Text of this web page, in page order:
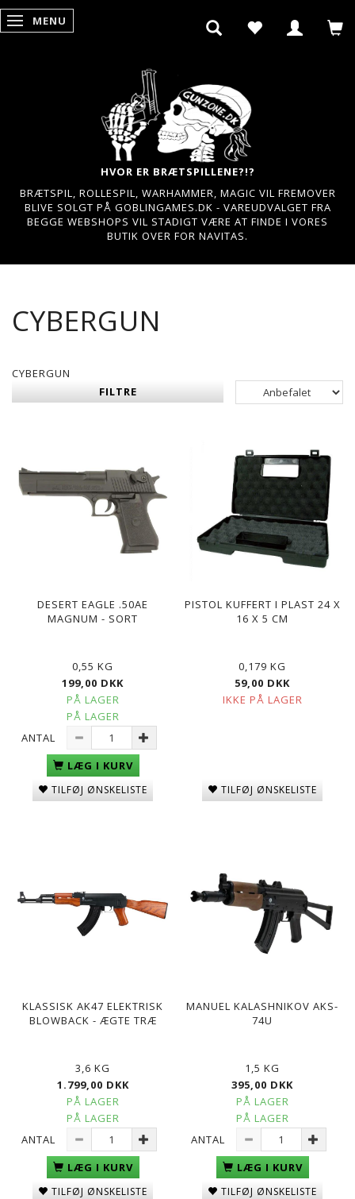
SKIFTE NAVIGATION
MENU
HVOR ER BRÆTSPILLENE?!?
BRÆTSPIL, ROLLESPIL, WARHAMMER, MAGIC VIL FREMOVER
BLIVE SOLGT PÅ GOBLINGAMES.DK - VAREUDVALGET FRA
BEGGE WEBSHOPS VIL STADIGT VÆRE AT FINDE I VORES
BUTIK OVER FOR NAVITAS.
CYBERGUN
CYBERGUN
FILTRE
DESERT EAGLE .50AE
MAGNUM - SORT
0,55 KG
199,00 DKK
PÅ LAGER
PÅ LAGER
ANTAL
LÆG I KURV
TILFØJ ØNSKELISTE
PISTOL KUFFERT I PLAST 24 X
16 X 5 CM
0,179 KG
59,00 DKK
IKKE PÅ LAGER
TILFØJ ØNSKELISTE
KLASSISK AK47 ELEKTRISK
BLOWBACK - ÆGTE TRÆ
3,6 KG
1.799,00 DKK
PÅ LAGER
PÅ LAGER
ANTAL
LÆG I KURV
TILFØJ ØNSKELISTE
MANUEL KALASHNIKOV AKS-
74U
1,5 KG
395,00 DKK
PÅ LAGER
PÅ LAGER
ANTAL
LÆG I KURV
TILFØJ ØNSKELISTE